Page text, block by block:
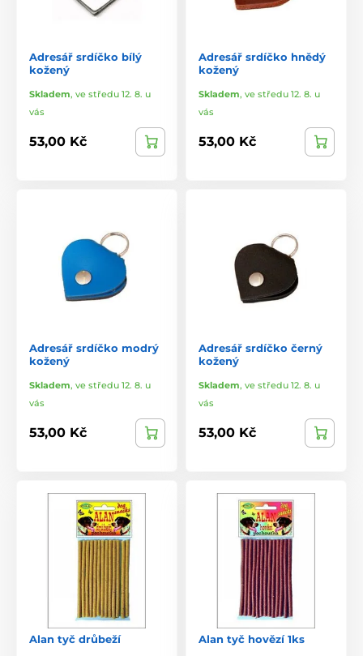
Adresář srdíčko bílý
kožený
Skladem, ve středu 12. 8. u
vás
53,00 Kč
Adresář srdíčko hnědý
kožený
Skladem, ve středu 12. 8. u
vás
53,00 Kč
Adresář srdíčko modrý
kožený
Skladem, ve středu 12. 8. u
vás
53,00 Kč
Adresář srdíčko černý
kožený
Skladem, ve středu 12. 8. u
vás
53,00 Kč
Alan tyč drůbeží Alan tyč hovězí 1ks